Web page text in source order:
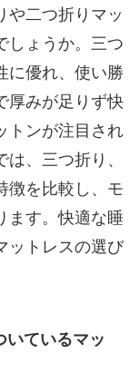
や二つ折りマッ
しょうか。三つ
に優れ、使い勝
厚みが足りず快
トンが注目され
、三つ折り、
徴を比較し、モ
ます。快適な睡
ットレスの選び
いているマッ